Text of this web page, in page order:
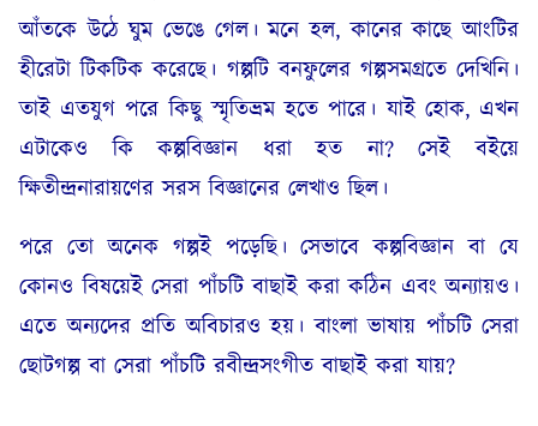
আঁতকে উঠে ঘুম ভেঙে গেল। মনে হল, কানের কাছে আংটির
হীরেটা টিকটিক করেছে। গল্পটি বনফুলের গল্পসমগ্রতে দেখিনি।
তাই এতযুগ পরে কিছু স্মৃতিভ্রম হতে পারে। যাই হোক, এখন
এটাকেও কি কল্পবিজ্ঞান ধরা হত না? সেই বইয়ে
ক্ষিতীন্দ্রনারায়ণের সরস বিজ্ঞানের লেখাও ছিল।
পরে তো অনেক গল্পই পড়েছি। সেভাবে কল্পবিজ্ঞান বা যে
কোনও বিষয়েই সেরা পাঁচটি বাছাই করা কঠিন এবং অন্যায়ও।
এতে অন্যদের প্রতি অবিচারও হয়। বাংলা ভাষায় পাঁচটি সেরা
ছোটগল্প বা সেরা পাঁচটি রবীন্দ্রসংগীত বাছাই করা যায়?